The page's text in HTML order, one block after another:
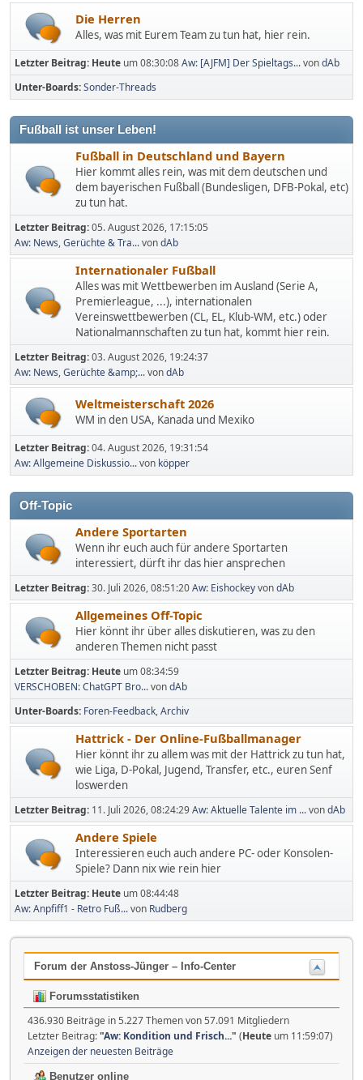
Die Herren
Alles, was mit Eurem Team zu tun hat, hier rein.
Letzter Beitrag: Heute um 08:30:08Aw: [AJFM] Der Spieltags...vondAb
Unter-Boards Sonder-Threads
Fußball ist unser Leben!
Fußball in Deutschland und Bayern
Hier kommt alles rein, was mit dem deutschen und
dem bayerischen Fußball (Bundesligen, DFB-Pokal, etc)
zu tun hat.
Letzter Beitrag:05. August 2026, 17:15:05
Aw: News, Gerüchte & Tra...vondAb
Internationaler Fußball
Alles was mit Wettbewerben im Ausland (Serie A,
Premierleague, ...), internationalen
Vereinswettbewerben (CL, EL, Klub-WM, etc.) oder
Nationalmannschaften zu tun hat, kommt hier rein.
Letzter Beitrag:03. August 2026, 19:24:37
Aw: News, Gerüchte &amp;...vondAb
Weltmeisterschaft 2026
WM in den USA, Kanada und Mexiko
Letzter Beitrag:04. August 2026, 19:31:54
Aw: Allgemeine Diskussio...von köpper
Off-Topic
Andere Sportarten
Wenn ihr euch auch für andere Sportarten
interessiert, dürft ihr das hier ansprechen
Letzter Beitrag:30. Juli 2026, 08:51:20Aw: EishockeyvondAb
Allgemeines Off-Topic
Hier könnt ihr über alles diskutieren, was zu den
anderen Themen nicht passt
Letzter Beitrag: Heute um 08:34:59
VERSCHOBEN: ChatGPT Bro...vondAb
Unter-Boards Foren-Feedback Archiv
Hattrick - Der Online-Fußballmanager
Hier könnt ihr zu allem was mit der Hattrick zu tun hat,
wie Liga, D-Pokal, Jugend, Transfer, etc., euren Senf
loswerden
Letzter Beitrag: 11. Juli 2026, 08:24:29Aw: Aktuelle Talente im ...vondAb
Andere Spiele
Interessieren euch auch andere PC- oder Konsolen-
Spiele? Dann nix wie rein hier
Letzter Beitrag: Heute um 08:44:48
Aw: Anpfiff1 - Retro Fuß...von Rudberg
Forum der Anstoss-Jünger – Info-Center
Forumsstatistiken
436.930 Beiträge in 5.227 Themen von 57.091 Mitgliedern
Letzter Beitrag:"Aw: Kondition und Frisch..." (Heute um 11:59:07)
Anzeigen der neuesten Beiträge
Benutzer online